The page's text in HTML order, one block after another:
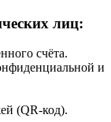
лиц:
счёта.
и
(QR-код).